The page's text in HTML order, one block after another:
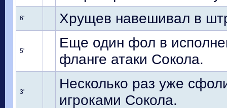
6' Хрущев навешивал в
5'
Еще один фол в
фланге атаки Сокола.
3'
Несколько раз уже
игроками Сокола.